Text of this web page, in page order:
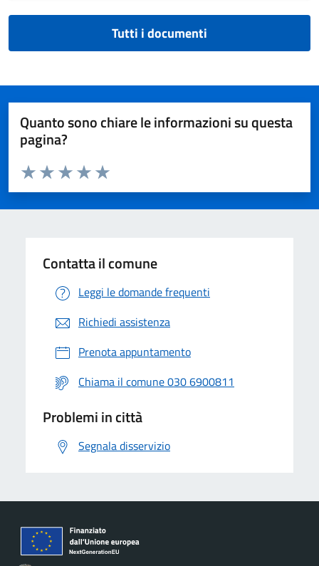
Tutti i documenti
Quanto sono chiare le informazioni su questa
pagina?
Valuta da 1 a 5 stelle la pagina
Valuta 5 stelle su 5
Valuta 4 stelle su 5
Valuta 3 stelle su 5
Valuta 2 stelle su 5
Valuta 1 stelle su 5
Contatta il comune
Leggi le domande frequenti
Richiedi assistenza
Prenota appuntamento
Chiama il comune 030 6900811
Problemi in città
Segnala disservizio